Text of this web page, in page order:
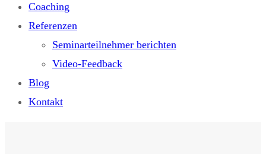
Coaching
Referenzen
Seminarteilnehmer berichten
Video-Feedback
Blog
Kontakt